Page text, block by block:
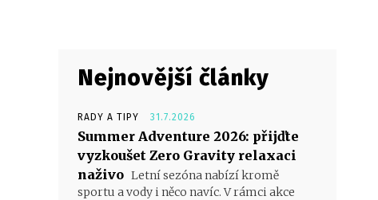
Nejnovější články
RADY A TIPY 31.7.2026
Summer Adventure 2026: přijďte
vyzkoušet Zero Gravity relaxaci
naživo Letní sezóna nabízí kromě
sportu a vody i něco navíc. V rámci akce